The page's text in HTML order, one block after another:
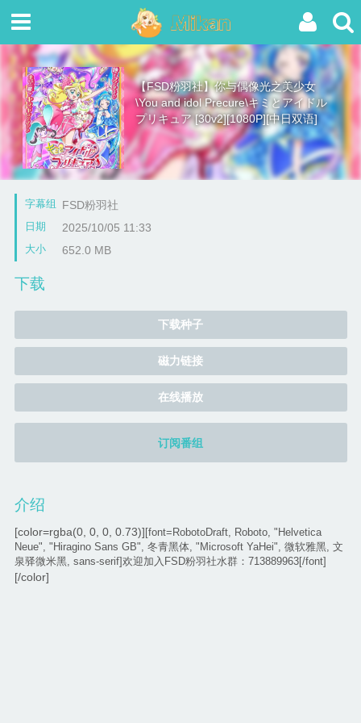
【FSD粉羽社】你与偶像光之美少女
\You and idol Precure\キミとアイドル
プリキュア [30v2][1080P][中日双语]
字幕组 FSD粉羽社
日期 2025/10/05 11:33
大小 652.0 MB
下载
下载种子
磁力链接
在线播放
订阅番组
介绍
[color=rgba(0, 0, 0, 0.73)] [font=RobotoDraft, Roboto, "Helvetica
Neue", "Hiragino Sans GB", 冬青黑体, "Microsoft YaHei", 微软雅黑, 文
泉驿微米黑, sans-serif]欢迎加入FSD粉羽社水群：713889963[/font]
[/color]